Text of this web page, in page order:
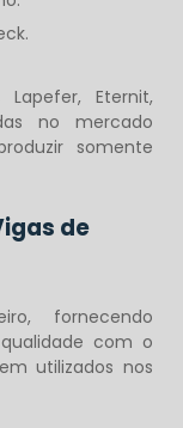
Lapefer, Eternit,
no mercado
somente
de
fornecendo
com o
utilizados nos